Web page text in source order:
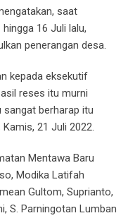
saat
16 Juli lalu,
penerangan desa.
kepada eksekutif
reses itu murni
berharap itu
21 Juli 2022.
Mentawa Baru
Modika Latifah
Gultom, Suprianto,
S. Parningotan Lumban